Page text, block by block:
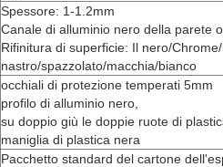
Spessore: 1-1.2mm
Canale di alluminio nero della parete
Rifinitura di superficie: Il nero/
nastro/spazzolato/macchia/bianco
occhiali di protezione temperati 5mm
profilo di alluminio nero,
su doppio giù le doppie ruote di
maniglia di plastica nera
Pacchetto standard del cartone